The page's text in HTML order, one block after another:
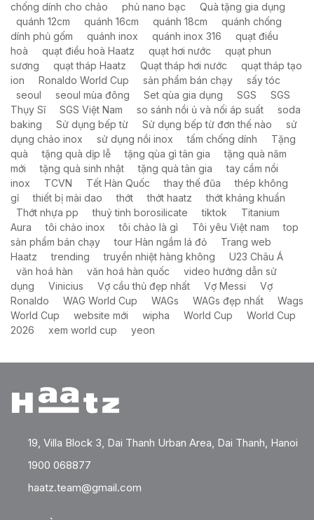
chống dính cho chảo
phủ nano bạc
Quà tặng gia dụng
quánh 12cm
quánh 16cm quánh 18cm
quánh chống
dính phủ gốm
quánh inox quánh inox 316
quạt điều
hoà
quạt điều hoà Haatz quạt hơi nước
quạt phun
sương
quạt tháp Haatz Quạt tháp hơi nước
quạt tháp tạo
ion
Ronaldo World Cup sản phẩm bán chạy
sấy tóc
seoul
seoul mùa đông Set qùa gia dụng SGS
SGS
Thụy Sĩ
SGS Việt Nam so sánh nồi ủ và nối áp suất
soda
baking
Sử dụng bếp từ Sử dụng bếp từ đơn thế nào
sử
dụng chảo inox
sử dụng nồi inox tấm chống dính
Tặng
quà
tặng quà dịp lễ tặng qùa gì tân gia
tặng quà năm
mới
tặng quà sinh nhật tặng quà tân gia
tay cầm nồi
inox
TCVN Tết Hàn Quốc thay thế đũa
thép không
gỉ
thiết bị mài dao thớt thớt haatz
thớt kháng khuẩn
Thớt nhựa pp
thuỷ tinh borosilicate tiktok
Titanium
Aura
tôi chảo inox tôi chảo là gì Tôi yêu Việt nam
top
sản phẩm bán chạy
tour Hàn ngắm lá đỏ
Trang web
Haatz
trending truyền nhiệt hàng không
U23 Châu Á
văn hoá hàn
văn hoá hàn quốc
video hướng dẫn sử
dụng
Vinicius Vợ cầu thủ đẹp nhất Vợ Messi
Vợ
Ronaldo
WAG World Cup WAGs WAGs đẹp nhất
Wags
World Cup
website mới wipha World Cup
World Cup
2026
xem world cup yeon
19, Villa Block 3, Dai Thanh Urban Area, Dai Thanh, Hanoi
1900 068877
haatz.team@gmail.com